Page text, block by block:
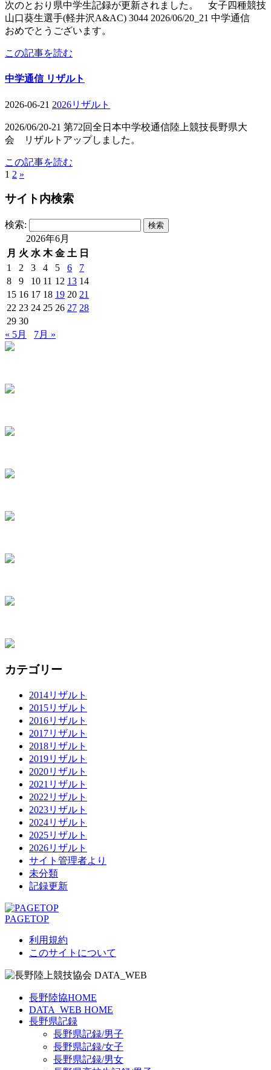
次のとおり県中学生記録が更新されました。 女子四種競技
山口葵生選手(軽井沢A&AC) 3044 2026/06/20_21 中学通信
おめでとうございます。
この記事を読む
中学通信 リザルト
2026-06-21 2026リザルト
2026/06/20-21 第72回全日本中学校通信陸上競技長野県大
会 リザルトアップしました。
この記事を読む
1 2 »
サイト内検索
検索:
2026年6月
月 火 水 木 金 土 日
1
2 3 4 5 6
7
8
9 10 11 12 13 14
15 16 17 18 19 20 21
22 23 24 25 26 27 28
29 30
« 5月
7月 »
カテゴリー
2014リザルト
2015リザルト
2016リザルト
2017リザルト
2018リザルト
2019リザルト
2020リザルト
2021リザルト
2022リザルト
2023リザルト
2024リザルト
2025リザルト
2026リザルト
サイト管理者より
未分類
記録更新
PAGETOP
利用規約
このサイトについて
長野陸協HOME
DATA_WEB HOME
長野県記録
長野県記録/男子
長野県記録/女子
長野県記録/男女